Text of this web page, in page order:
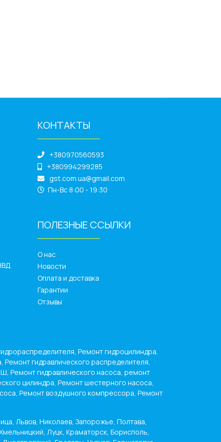
КОНТАКТЫ
+380970560593
+380994299285
gst.com.ua@gmail.com
Пн-Вс 8:00 - 19:30
ПОЛЕЗНЫЕ ССЫЛКИ
О нас
Новости
Оплата и доставка
Гарантии
Отзывы
Ремонт гидроцилиндра,
гидравлического распределителя,
Ремонт гидравлического насоса, ремонт
цилиндра, Ремонт шестерного насоса,
Ремонт воздушного компрессора, Ремонт
Львов, Николаев, Запорожье, Полтава,
Луцк, Краматорск, Борисполь,